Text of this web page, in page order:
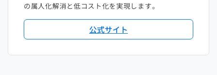
の属人化解消と低コスト化を実現します。
公式サイト